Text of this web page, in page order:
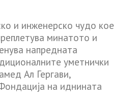
и инженерско чудо кое
минатото и
напредната
уметнички
Ал Гергави,
на иднината